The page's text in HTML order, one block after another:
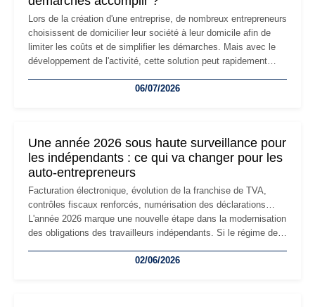
Lors de la création d'une entreprise, de nombreux entrepreneurs
choisissent de domicilier leur société à leur domicile afin de
limiter les coûts et de simplifier les démarches. Mais avec le
développement de l'activité, cette solution peut rapidement
professionnels, recrutement, image de marque… Le
06/07/2026
Une année 2026 sous haute surveillance pour
les indépendants : ce qui va changer pour les
auto-entrepreneurs
Facturation électronique, évolution de la franchise de TVA,
contrôles fiscaux renforcés, numérisation des déclarations…
L'année 2026 marque une nouvelle étape dans la modernisation
des obligations des travailleurs indépendants. Si le régime de
les auto-entrepreneurs devront s'adapter à un environnement
02/06/2026